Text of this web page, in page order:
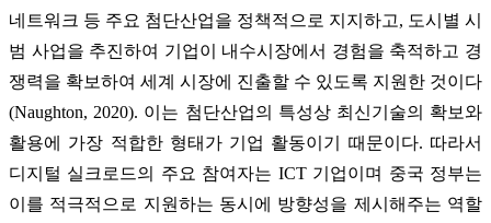
네트워크 등 주요 첨단산업을 정책적으로 지지하고, 도시별 시
범 사업을 추진하여 기업이 내수시장에서 경험을 축적하고 경
쟁력을 확보하여 세계 시장에 진출할 수 있도록 지원한 것이다
(Naughton, 2020). 이는 첨단산업의 특성상 최신기술의 확보와
활용에 가장 적합한 형태가 기업 활동이기 때문이다. 따라서
디지털 실크로드의 주요 참여자는 ICT 기업이며 중국 정부는
이를 적극적으로 지원하는 동시에 방향성을 제시해주는 역할